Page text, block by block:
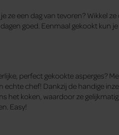
ze een dag van tevoren? Wikkel
goed. Eenmaal gekookt kun
perfect gekookte asperges?
echte chef! Dankzij de handige
het koken, waardoor ze
Easy!